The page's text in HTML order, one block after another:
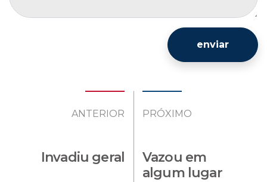
enviar
ANTERIOR
Invadiu geral
PRÓXIMO
Vazou em
algum lugar